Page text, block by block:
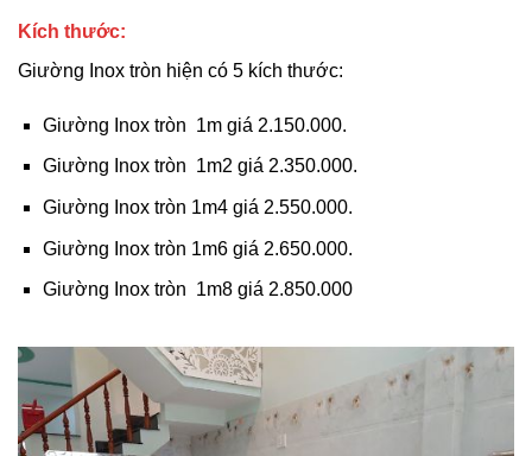
Kích thước:
Giường Inox tròn hiện có 5 kích thước:
Giường Inox tròn 1m giá 2.150.000.
Giường Inox tròn 1m2 giá 2.350.000.
Giường Inox tròn 1m4 giá 2.550.000.
Giường Inox tròn 1m6 giá 2.650.000.
Giường Inox tròn 1m8 giá 2.850.000